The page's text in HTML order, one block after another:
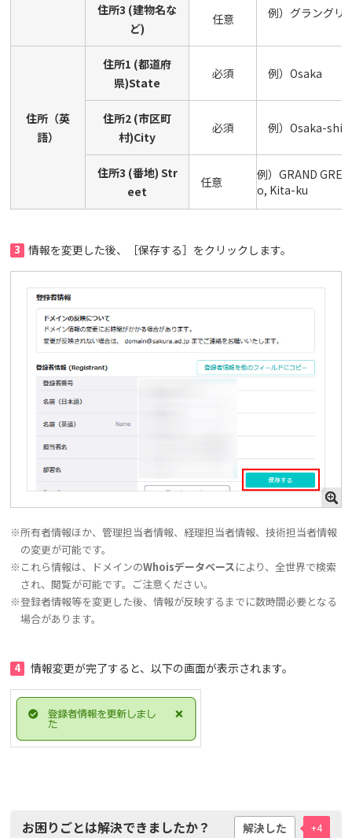
住所3 (建物名な
ど)
任意 例）グラングリ
住所（英
語）
住所1 (都道府
県)State
必須 例）Osaka
住所2 (市区町
村)City
必須 例）Osaka-shi
住所3 (番地) Str
eet
任意
例）GRAND
o, Kita-ku
3 情報を変更した後、［保存する］をクリックします。
※所有者情報ほか、管理担当者情報、経理担当者情報、技術担当者情報
の変更が可能です。
※これら情報は、ドメインのWhoisデータベースにより、全世界で検索
され、閲覧が可能です。ご注意ください。
※登録者情報等を変更した後、情報が反映するまでに数時間必要となる
場合があります。
4 情報変更が完了すると、以下の画面が表示されます。
お困りごとは解決できましたか？ 解決した +4